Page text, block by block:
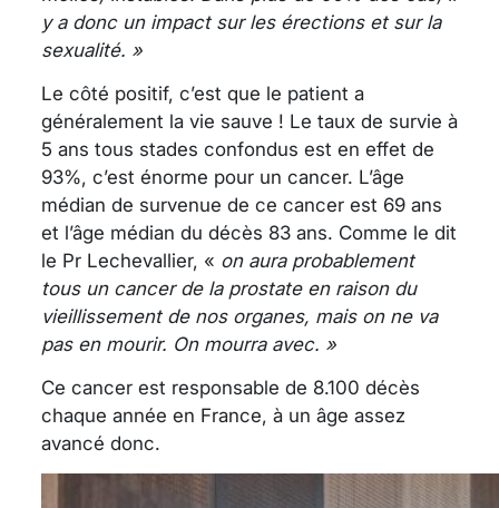
y a donc un impact sur les érections et sur la
sexualité. »
Le côté positif, c’est que le patient a
généralement la vie sauve ! Le taux de survie à
5 ans tous stades confondus est en effet de
93%, c’est énorme pour un cancer. L’âge
médian de survenue de ce cancer est 69 ans
et l’âge médian du décès 83 ans. Comme le dit
le Pr Lechevallier, « on aura probablement
tous un cancer de la prostate en raison du
vieillissement de nos organes, mais on ne va
pas en mourir. On mourra avec. »
Ce cancer est responsable de 8.100 décès
chaque année en France, à un âge assez
avancé donc.